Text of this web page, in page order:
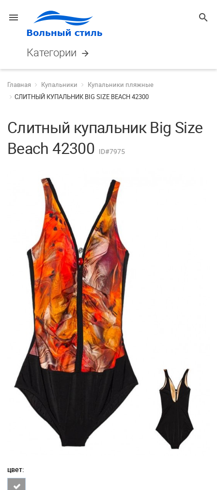
menu search
Категории arrow_forward
Главная Купальники
Купальники пляжные
СЛИТНЫЙ КУПАЛЬНИК BIG SIZE BEACH 42300
Слитный купальник Big Size
Beach 42300 ID#7975
цвет: